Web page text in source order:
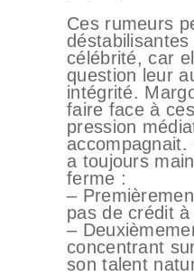
Ces rumeurs
célébrité, car
question leur
intégrité.
faire face à
pression
accompagnait.
a toujours
ferme :
–
pas de crédit
–
concentrant
son talent